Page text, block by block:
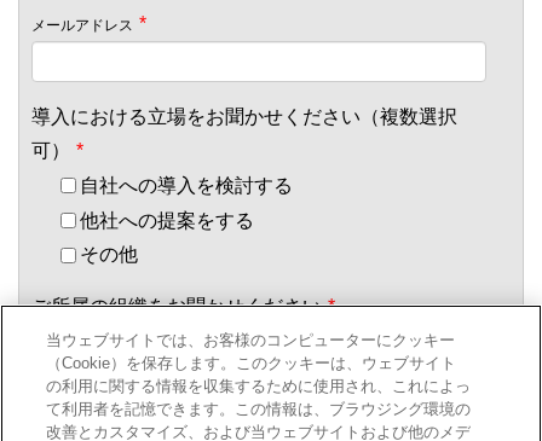
メールアドレス *
導入における立場をお聞かせください（複数選択
可）
*
自社への導入を検討する
他社への提案をする
その他
ご所属の組織をお聞かせください *
役職についてお聞かせください *
当ウェブサイトでは、お客様のコンピューターにクッキー
（Cookie）を保存します。このクッキーは、ウェブサイト
の利用に関する情報を収集するために使用され、これによっ
て利用者を記憶できます。この情報は、ブラウジング環境の
改善とカスタマイズ、および当ウェブサイトおよび他のメデ